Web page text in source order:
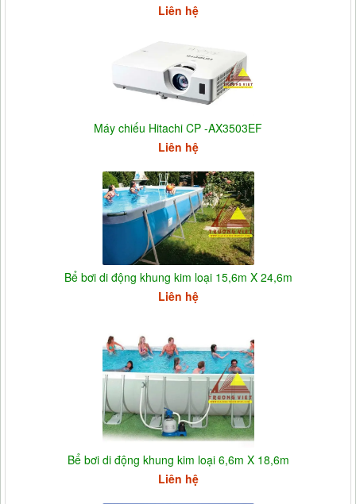
Liên hệ
Máy chiếu Hitachi CP -AX3503EF
Liên hệ
Bể bơi di động khung kim loại 15,6m X 24,6m
Liên hệ
Bể bơi di động khung kim loại 6,6m X 18,6m
Liên hệ